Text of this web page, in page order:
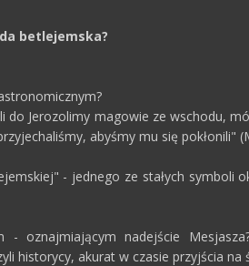
betlejemska?
do Jerozolimy magowie ze wschodu,
abyśmy mu się pokłonili"
- jednego ze stałych symboli
oznajmiającym nadejście
historycy, akurat w czasie przyjścia na